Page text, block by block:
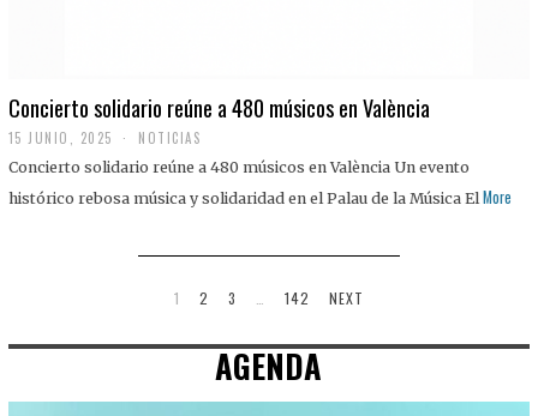
Concierto solidario reúne a 480 músicos en València
15 JUNIO, 2025 NOTICIAS
Concierto solidario reúne a 480 músicos en València Un evento
histórico rebosa música y solidaridad en el Palau de la Música El More
1 2 3 142 NEXT
AGENDA